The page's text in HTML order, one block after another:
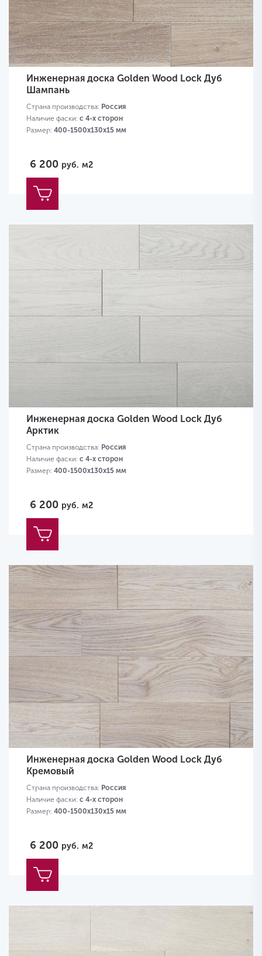
Инженерная доска Golden Wood Lock Дуб
Шампань
Страна производства: Россия
Наличие фаски: с 4-х сторон
Размер: 400-1500х130х15 мм
6 200 руб. м2
Инженерная доска Golden Wood Lock Дуб
Арктик
Страна производства: Россия
Наличие фаски: с 4-х сторон
Размер: 400-1500х130х15 мм
6 200 руб. м2
Инженерная доска Golden Wood Lock Дуб
Кремовый
Страна производства: Россия
Наличие фаски: с 4-х сторон
Размер: 400-1500х130х15 мм
6 200 руб. м2